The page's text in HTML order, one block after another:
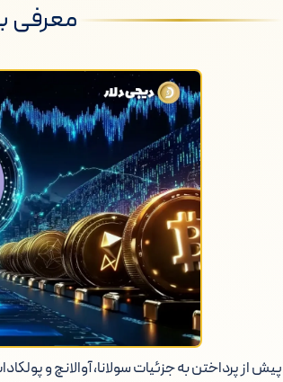
معرفی
پیش از پرداختن به جزئیات سولانا، آوالانچ و